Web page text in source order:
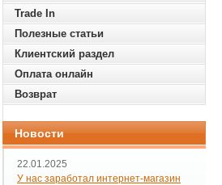
Trade In
Полезные статьи
Клиентский раздел
Оплата онлайн
Возврат
Новости
22.01.2025
У нас заработал интернет-магазин